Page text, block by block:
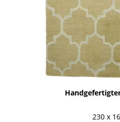
230 x